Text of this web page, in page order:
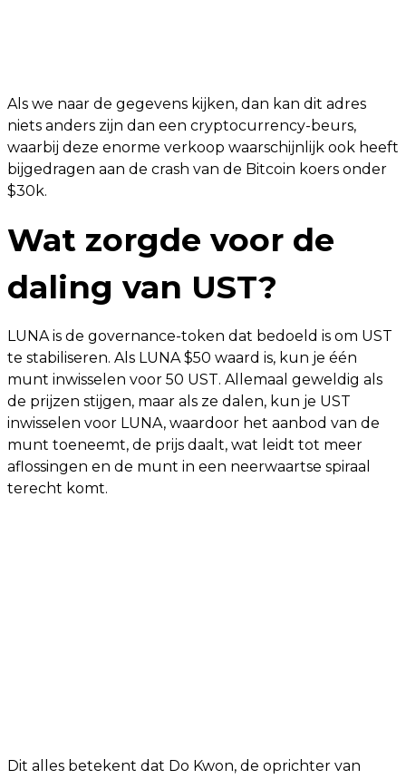
Als we naar de gegevens kijken, dan kan dit adres
niets anders zijn dan een cryptocurrency-beurs,
waarbij deze enorme verkoop waarschijnlijk ook heeft
bijgedragen aan de crash van de Bitcoin koers onder
$30k.
Wat zorgde voor de
daling van UST?
LUNA is de governance-token dat bedoeld is om UST
te stabiliseren. Als LUNA $50 waard is, kun je één
munt inwisselen voor 50 UST. Allemaal geweldig als
de prijzen stijgen, maar als ze dalen, kun je UST
inwisselen voor LUNA, waardoor het aanbod van de
munt toeneemt, de prijs daalt, wat leidt tot meer
aflossingen en de munt in een neerwaartse spiraal
terecht komt.
Dit alles betekent dat Do Kwon, de oprichter van